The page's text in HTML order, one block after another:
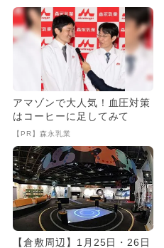
アマゾンで大人気！血圧対策
はコーヒーに足してみて
【PR】森永乳業
【倉敷周辺】1月25日・26日